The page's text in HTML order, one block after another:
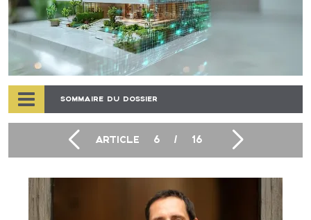
SOMMAIRE DU DOSSIER
ARTICLE 6 / 16